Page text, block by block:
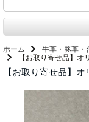
ホーム 牛革・豚革・
【お取り寄せ品】
【お取り寄せ品】